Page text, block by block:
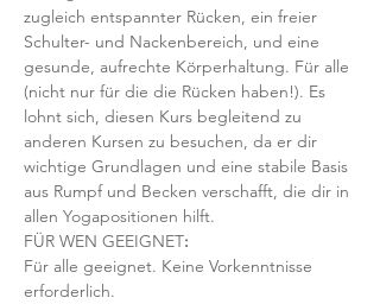
zugleich entspannter Rücken, ein freier
Schulter- und Nackenbereich, und eine
gesunde, aufrechte Körperhaltung. Für alle
(nicht nur für die die Rücken haben!). Es
lohnt sich, diesen Kurs begleitend zu
anderen Kursen zu besuchen, da er dir
wichtige Grundlagen und eine stabile Basis
aus Rumpf und Becken verschafft, die dir in
allen Yogapositionen hilft.
FÜR WEN GEEIGNET:
Für alle geeignet. Keine Vorkenntnisse
erforderlich.